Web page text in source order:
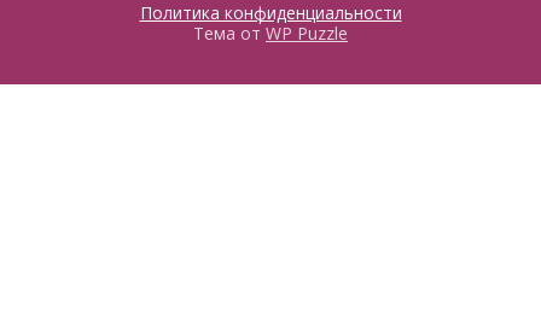
Политика конфиденциальности
Тема от WP Puzzle